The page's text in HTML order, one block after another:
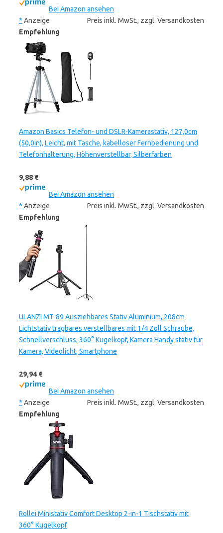
Bei Amazon ansehen
* Anzeige
Preis inkl. MwSt., zzgl. Versandkosten
Empfehlung
Amazon Basics Telefon- und DSLR-Kamerastativ, 127,0cm
(50,0in), Leicht, mit Tasche, kabelloser Fernbedienung und
Telefonhalterung, Höhenverstellbar, Silberfarben
9,88 €
Bei Amazon ansehen
* Anzeige
Preis inkl. MwSt., zzgl. Versandkosten
Empfehlung
ULANZI MT-89 Ausziehbares Stativ Aluminium, 208cm
Lichtstativ tragbares verstellbares mit 1/4 Zoll Schraube,
Schnellverschluss, 360° Kugelkopf, Kamera Handy stativ für
Kamera, Videolicht, Smartphone
29,94 €
Bei Amazon ansehen
* Anzeige
Preis inkl. MwSt., zzgl. Versandkosten
Empfehlung
Rollei Ministativ Comfort Desktop 2-in-1 Tischstativ mit
360° Kugelkopf